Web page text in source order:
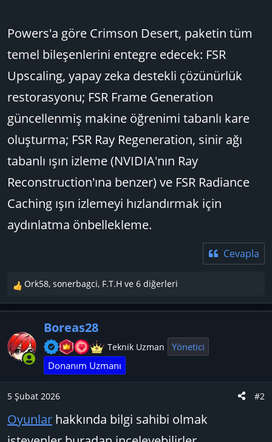
Powers'a göre Crimson Desert, paketin tüm
temel bileşenlerini entegre edecek: FSR
Upscaling, yapay zeka destekli çözünürlük
restorasyonu; FSR Frame Generation
güncellenmiş makine öğrenimi tabanlı kare
oluşturma; FSR Ray Regeneration, sinir ağı
tabanlı ışın izleme (NVIDIA'nın Ray
Reconstruction'ına benzer) ve FSR Radiance
Caching ışın izlemeyi hızlandırmak için
aydınlatma önbellekleme.
Cevapla
T
e
p
i
l
Ork58, sonerbagci, F.T.H ve 6 diğerleri
Boreas28
Teknik Uzman
Yönetici
Donanım Uzmanı
5 Şubat 2026 #2
Oyunlar hakkında bilgi sahibi olmak